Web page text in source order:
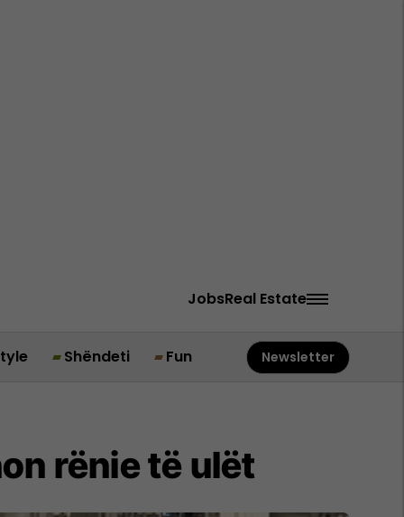
JobsReal Estate
Shëndeti Fun Newsletter
rënie të ulët